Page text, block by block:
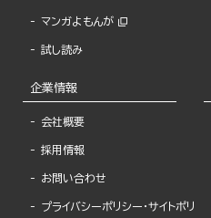
マンガよもんが
試し読み
企業情報
会社概要
採用情報
お問い合わせ
プライバシーポリシー・サイトポリ